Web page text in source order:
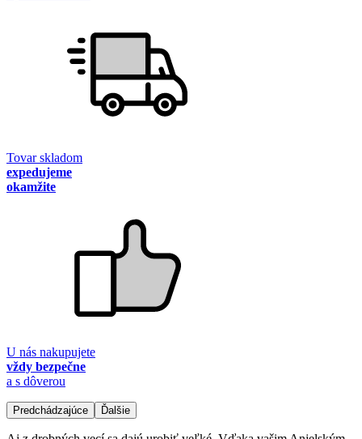
Tovar skladom
expedujeme
okamžite
U nás nakupujete
vždy bezpečne
a s dôverou
Predchádzajúce Ďalšie